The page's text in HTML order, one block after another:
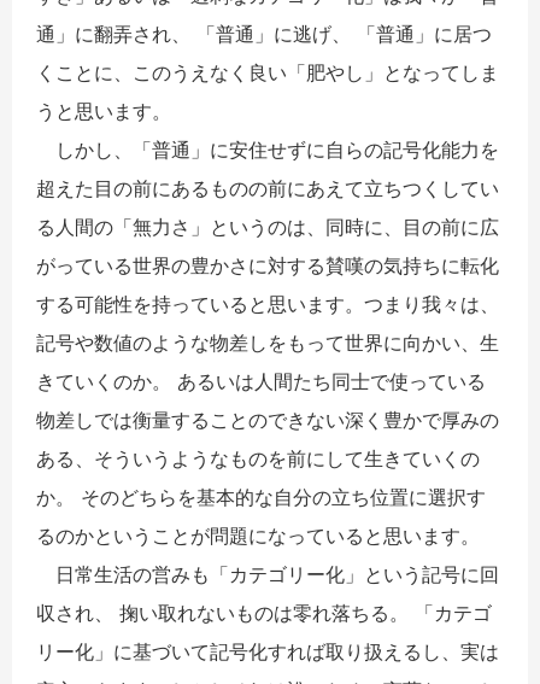
通」に翻弄され、 「普通」に逃げ、 「普通」に居つ
くことに、このうえなく良い「肥やし」となってしま
うと思います。
しかし、「普通」に安住せずに自らの記号化能力を
超えた目の前にあるものの前にあえて立ちつくしてい
る人間の「無力さ」というのは、同時に、目の前に広
がっている世界の豊かさに対する賛嘆の気持ちに転化
する可能性を持っていると思います。つまり我々は、
記号や数値のような物差しをもって世界に向かい、生
きていくのか。 あるいは人間たち同士で使っている
物差しでは衡量することのできない深く豊かで厚みの
ある、そういうようなものを前にして生きていくの
か。 そのどちらを基本的な自分の立ち位置に選択す
るのかということが問題になっていると思います。
日常生活の営みも「カテゴリー化」という記号に回
収され、 掬い取れないものは零れ落ちる。 「カテゴ
リー化」に基づいて記号化すれば取り扱えるし、実は